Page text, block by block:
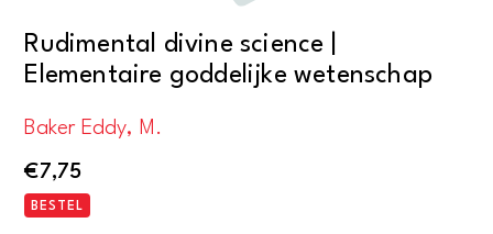
Rudimental divine science |
Elementaire goddelijke wetenschap
Baker Eddy, M.
€7,75
BESTEL